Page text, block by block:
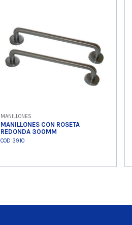
MANILLONES
MANILLONES CON ROSETA
REDONDA 300MM
COD 3910